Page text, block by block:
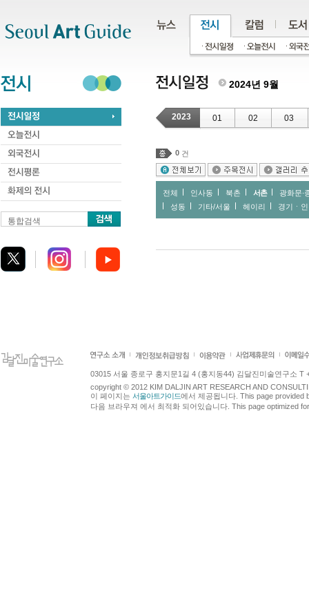
통합검색
2024년 9월
2023 01 02 03
0 건
전체 인사동 북촌 서촌
광화문∙
성동
기타/서울 헤이리 경기ㆍ
03015 서울 종로구 홍지문1길 4 (홍지동44) 김달진미술연구소 T
copyright © 2012 KIM DALJIN ART RESEARCH AND
이 페이지는 서울아트가이드에서 제공됩니다. This page provided
다음 브라우져 에서 최적화 되어있습니다. This page optimized